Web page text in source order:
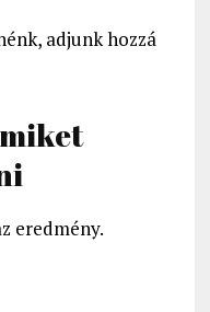
adjunk hozzá
eredmény.